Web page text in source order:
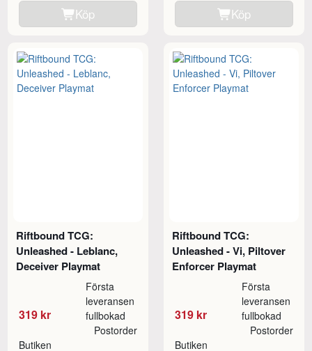
Köp Köp
Riftbound TCG:
Unleashed - Leblanc,
Deceiver Playmat
319 kr
Första
leveransen
fullbokad
Butiken
Postorder
Riftbound TCG:
Unleashed - Vi, Piltover
Enforcer Playmat
319 kr
Första
leveransen
fullbokad
Butiken
Postorder